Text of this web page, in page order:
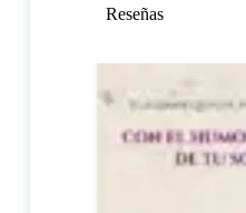
Reseñas